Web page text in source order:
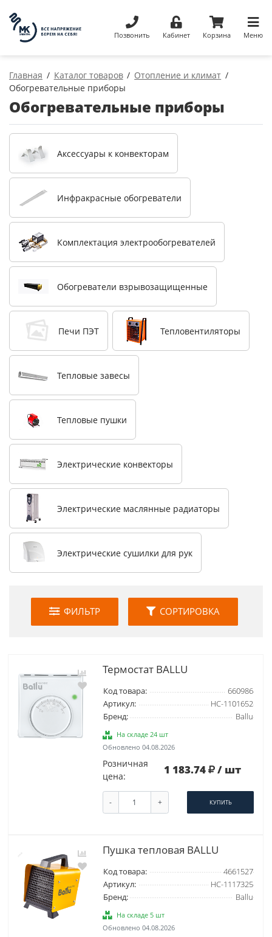
Позвонить Кабинет Корзина Меню
Главная Каталог товаров
Отопление и климат
Обогревательные приборы
Обогревательные приборы
Аксессуары к конвекторам
Инфракрасные обогреватели
Комплектация электрообогревателей
Обогреватели взрывозащищенные
Печи ПЭТ Тепловентиляторы
Тепловые завесы
Тепловые пушки
Электрические конвекторы
Электрические маслянные радиаторы
Электрические сушилки для рук
ФИЛЬТР СОРТИРОВКА
Термостат BALLU
Код товара:
660986
Артикул:
НС-1101652
Бренд:
Ballu
На складе 24 шт
Обновлено 04.08.2026
Розничная
цена:
1 183.74 / шт
- + КУПИТЬ
Пушка тепловая BALLU
Код товара:
4661527
Артикул:
НС-1117325
Бренд:
Ballu
На складе 5 шт
Обновлено 04.08.2026